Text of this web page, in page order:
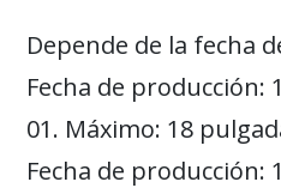
Depende de la fecha
Fecha de producción:
01. Máximo: 18
Fecha de producción: